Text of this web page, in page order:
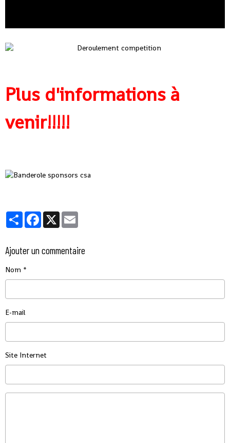
Plus d'informations à
venir!!!!!
PartagerFacebook
X
Ajouter un commentaire
Nom
E-mail
Site Internet